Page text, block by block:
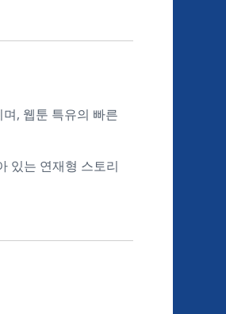
, 웹툰 특유의 빠른
있는 연재형 스토리